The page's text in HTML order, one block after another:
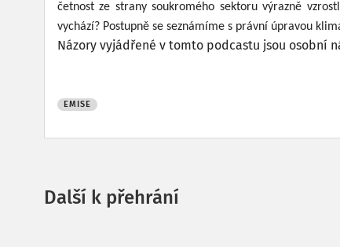
četnost ze strany soukromého sektoru výrazně
vychází? Postupně se seznámíme s právní úpravou
Názory vyjádřené v tomto podcastu jsou osobní
EMISE
Další k přehrání